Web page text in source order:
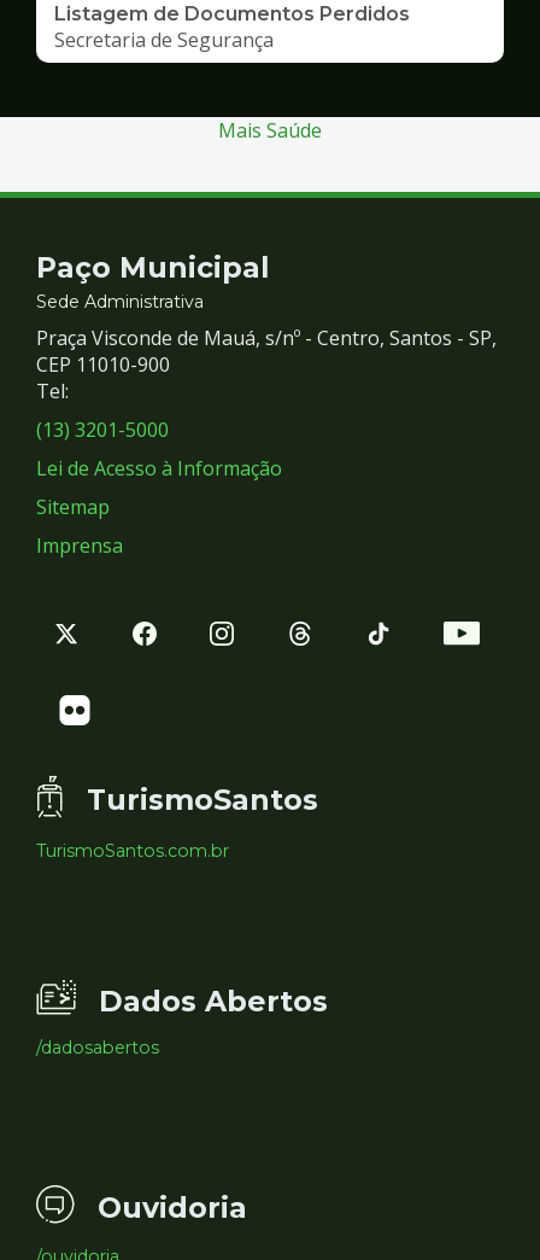
Listagem de Documentos Perdidos
Secretaria de Segurança
Mais Saúde
Contato
e
Redes
Sociais
Paço Municipal
Sede Administrativa
Praça Visconde de Mauá, s/nº - Centro, Santos - SP,
CEP 11010-900
Tel:
(13) 3201-5000
Lei de Acesso à Informação
Sitemap
Imprensa
TurismoSantos
TurismoSantos.com.br
Dados Abertos
/dadosabertos
Ouvidoria